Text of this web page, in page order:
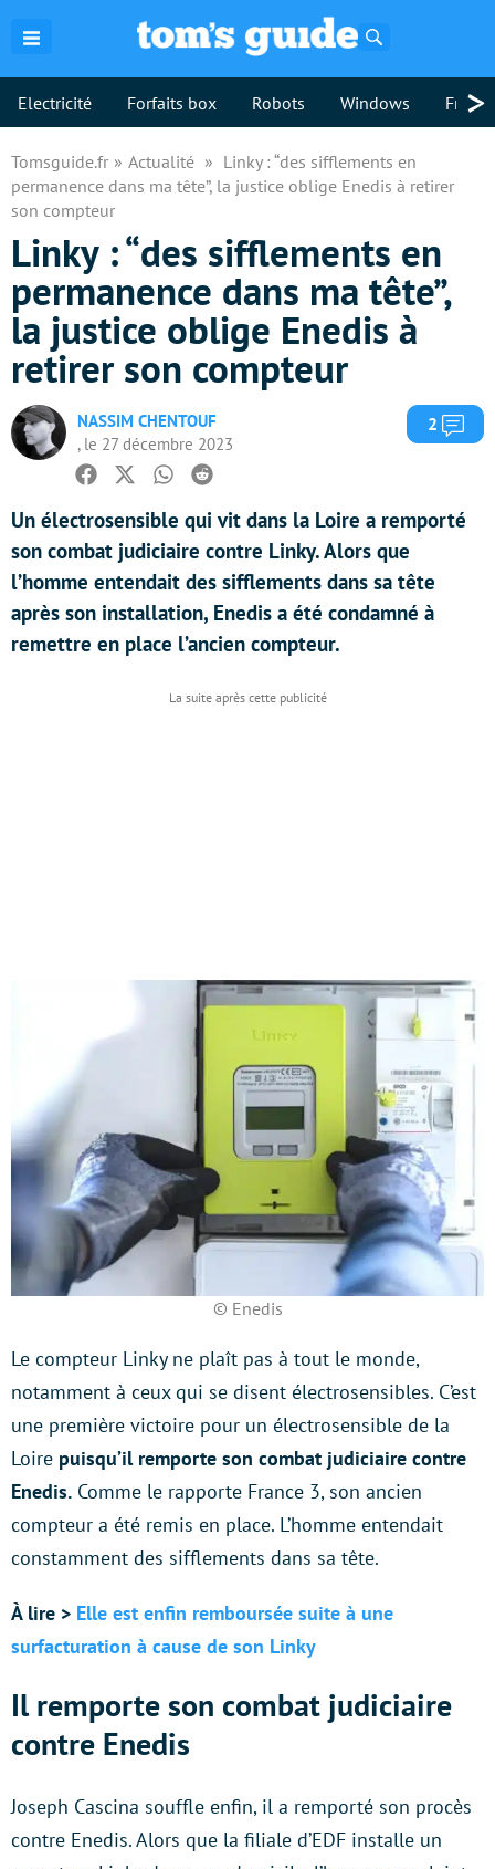
Electricité Forfaits box Robots Windows >
Tomsguide.fr Actualité
Linky : “des sifflements en
permanence dans ma tête”, la justice oblige Enedis à retirer
son compteur
Linky : “des sifflements en
permanence dans ma tête”,
la justice oblige Enedis à
retirer son compteur
NASSIM CHENTOUF
, le 27 décembre 2023
2
Facebook
TwitterWhatsapp
Reddit
Un électrosensible qui vit dans la Loire a remporté
son combat judiciaire contre Linky. Alors que
l’homme entendait des sifflements dans sa tête
après son installation, Enedis a été condamné à
remettre en place l’ancien compteur.
© Enedis
Le compteur Linky ne plaît pas à tout le monde,
notamment à ceux qui se disent électrosensibles. C’est
une première victoire pour un électrosensible de la
Loire puisqu’il remporte son combat judiciaire contre
Enedis. Comme le rapporte France 3, son ancien
compteur a été remis en place. L’homme entendait
constamment des sifflements dans sa tête.
À lire > Elle est enfin remboursée suite à une
surfacturation à cause de son Linky
Il remporte son combat judiciaire
contre Enedis
Joseph Cascina souffle enfin, il a remporté son procès
contre Enedis. Alors que la filiale d’EDF installe un